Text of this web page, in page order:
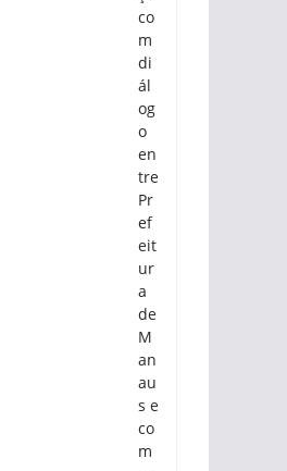
co
m
di
ál
og
o
en
tre
Pr
ef
eit
ur
a
de
M
an
au
s e
co
m